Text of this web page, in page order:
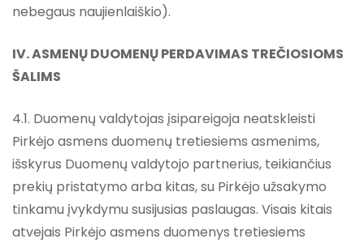
nebegaus naujienlaiškio).
IV. ASMENŲ DUOMENŲ PERDAVIMAS TREČIOSIOMS
ŠALIMS
4.1. Duomenų valdytojas įsipareigoja neatskleisti
Pirkėjo asmens duomenų tretiesiems asmenims,
išskyrus Duomenų valdytojo partnerius, teikiančius
prekių pristatymo arba kitas, su Pirkėjo užsakymo
tinkamu įvykdymu susijusias paslaugas. Visais kitais
atvejais Pirkėjo asmens duomenys tretiesiems